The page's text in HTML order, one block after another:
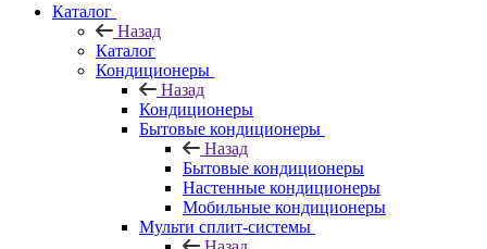
Каталог
Назад
Каталог
Кондиционеры
Назад
Кондиционеры
Бытовые кондиционеры
Назад
Бытовые кондиционеры
Настенные кондиционеры
Мобильные кондиционеры
Мульти сплит-системы